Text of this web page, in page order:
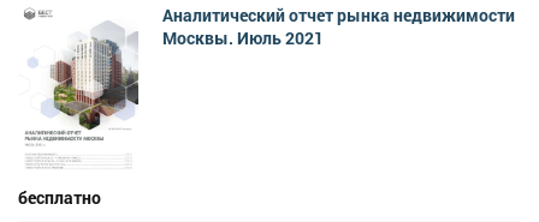
Аналитический отчет рынка недвижимости
Москвы. Июль 2021
бесплатно